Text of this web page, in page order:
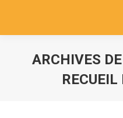
ARCHIVES
RECUEIL